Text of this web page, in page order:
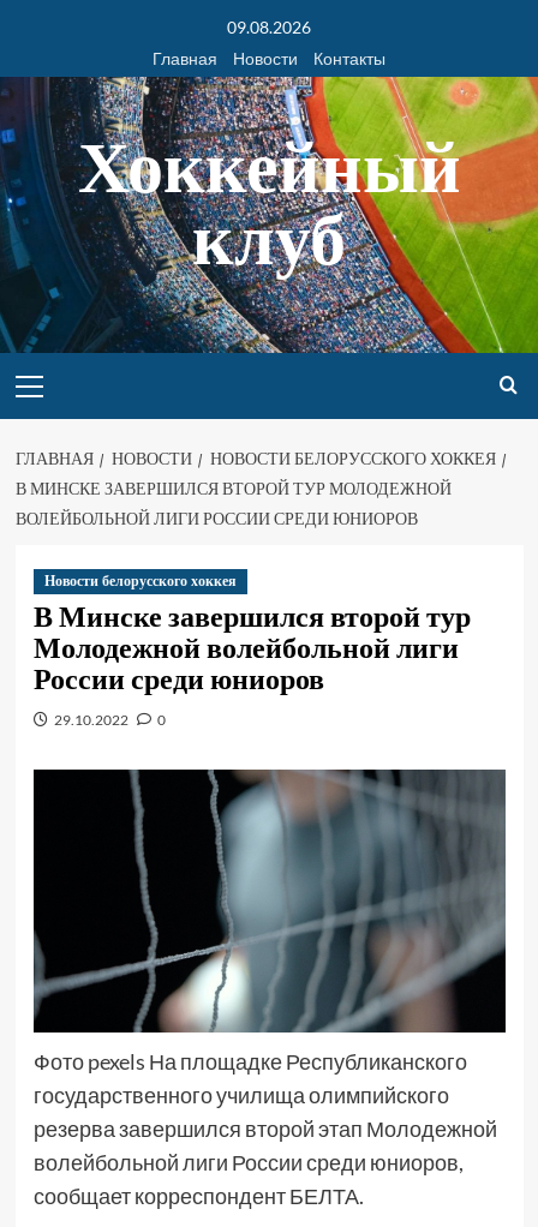
09.08.2026
Главная
Новости Контакты
Хоккейный
клуб
ГЛАВНАЯ НОВОСТИ
НОВОСТИ БЕЛОРУССКОГО ХОККЕЯ
В МИНСКЕ ЗАВЕРШИЛСЯ ВТОРОЙ ТУР МОЛОДЕЖНОЙ
ВОЛЕЙБОЛЬНОЙ ЛИГИ РОССИИ СРЕДИ ЮНИОРОВ
Новости белорусского хоккея
В Минске завершился второй тур
Молодежной волейбольной лиги
России среди юниоров
29.10.2022 0
Фото pexels На площадке Республиканского
государственного училища олимпийского
резерва завершился второй этап Молодежной
волейбольной лиги России среди юниоров,
сообщает корреспондент БЕЛТА.